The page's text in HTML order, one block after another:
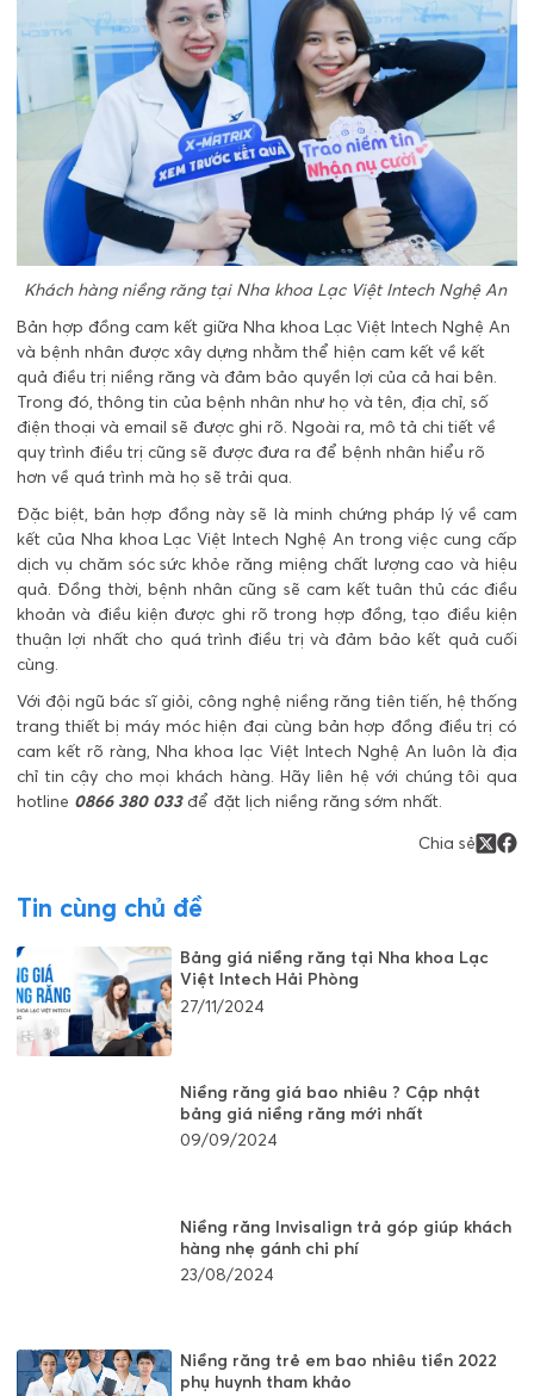
Khách hàng niềng răng tại Nha khoa Lạc Việt Intech Nghệ An
Bản hợp đồng cam kết giữa Nha khoa Lạc Việt Intech Nghệ An
và bệnh nhân được xây dựng nhằm thể hiện cam kết về kết
quả điều trị niềng răng và đảm bảo quyền lợi của cả hai bên.
Trong đó, thông tin của bệnh nhân như họ và tên, địa chỉ, số
điện thoại và email sẽ được ghi rõ. Ngoài ra, mô tả chi tiết về
quy trình điều trị cũng sẽ được đưa ra để bệnh nhân hiểu rõ
hơn về quá trình mà họ sẽ trải qua.
Đặc biệt, bản hợp đồng này sẽ là minh chứng pháp lý về cam
kết của Nha khoa Lạc Việt Intech Nghệ An trong việc cung cấp
dịch vụ chăm sóc sức khỏe răng miệng chất lượng cao và hiệu
quả. Đồng thời, bệnh nhân cũng sẽ cam kết tuân thủ các điều
khoản và điều kiện được ghi rõ trong hợp đồng, tạo điều kiện
thuận lợi nhất cho quá trình điều trị và đảm bảo kết quả cuối
cùng.
Với đội ngũ bác sĩ giỏi, công nghệ niềng răng tiên tiến, hệ thống
trang thiết bị máy móc hiện đại cùng bản hợp đồng điều trị có
cam kết rõ ràng, Nha khoa lạc Việt Intech Nghệ An luôn là địa
chỉ tin cậy cho mọi khách hàng. Hãy liên hệ với chúng tôi qua
hotline 0866 380 033để đặt lịch niềng răng sớm nhất.
Chia sẻ
Tin cùng chủ đề
Bảng giá niềng răng tại Nha khoa Lạc
Việt Intech Hải Phòng
27/11/2024
Niềng răng giá bao nhiêu ? Cập nhật
bảng giá niềng răng mới nhất
09/09/2024
Niềng răng Invisalign trả góp giúp khách
hàng nhẹ gánh chi phí
23/08/2024
Niềng răng trẻ em bao nhiêu tiền 2022
phụ huynh tham khảo